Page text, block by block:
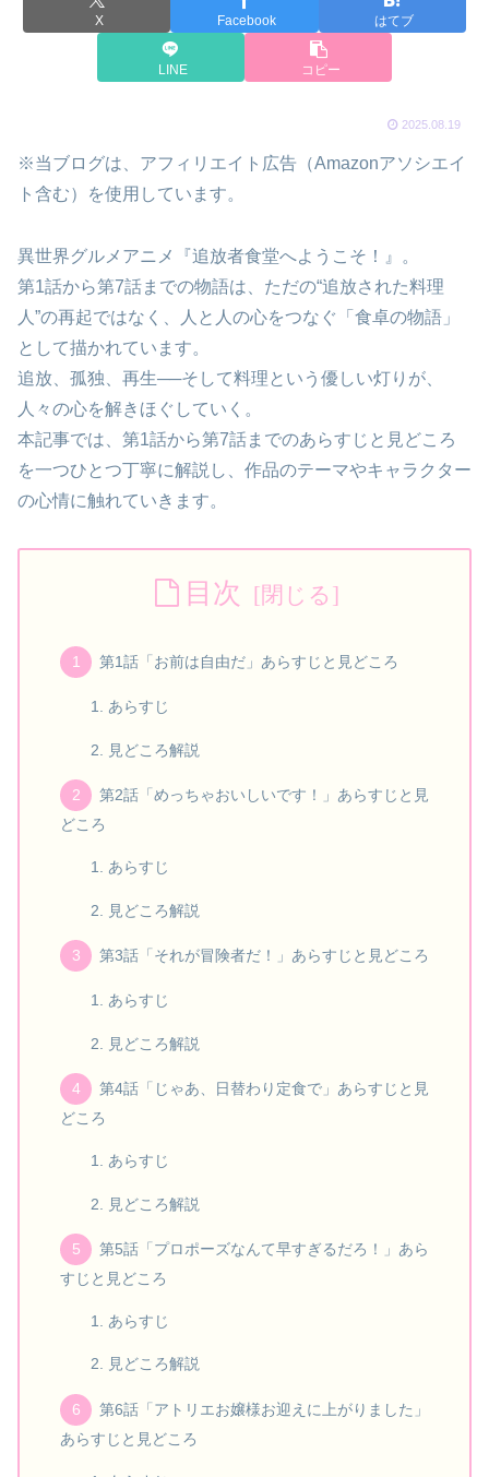
X Facebook はてブ
LINE コピー
2025.08.19
※当ブログは、アフィリエイト広告（Amazonアソシエイ
ト含む）を使用しています。
異世界グルメアニメ『追放者食堂へようこそ！』。
第1話から第7話までの物語は、ただの“追放された料理
人”の再起ではなく、人と人の心をつなぐ「食卓の物語」
として描かれています。
追放、孤独、再生──そして料理という優しい灯りが、
人々の心を解きほぐしていく。
本記事では、第1話から第7話までのあらすじと見どころ
を一つひとつ丁寧に解説し、作品のテーマやキャラクター
の心情に触れていきます。
目次
第1話「お前は自由だ」あらすじと見どころ
あらすじ
見どころ解説
第2話「めっちゃおいしいです！」あらすじと見
どころ
あらすじ
見どころ解説
第3話「それが冒険者だ！」あらすじと見どころ
あらすじ
見どころ解説
第4話「じゃあ、日替わり定食で」あらすじと見
どころ
あらすじ
見どころ解説
第5話「プロポーズなんて早すぎるだろ！」あら
すじと見どころ
あらすじ
見どころ解説
第6話「アトリエお嬢様お迎えに上がりました」
あらすじと見どころ